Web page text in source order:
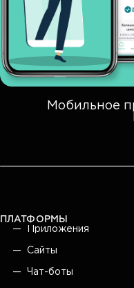
Мобильное
ПЛАТФОРМЫ
Приложения
Сайты
Чат-боты